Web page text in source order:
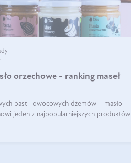
orzechowe - ranking maseł
past i owocowych dżemów – masło
jeden z najpopularniejszych produktów
protein ora